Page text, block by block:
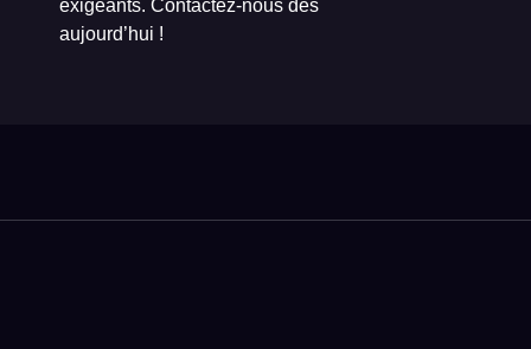
exigeants. Contactez-nous dès
aujourd’hui !